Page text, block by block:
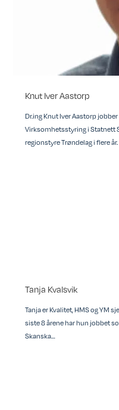
Knut Iver Aastorp
Dr.ing Knut Iver Aastorp
Virksomhetsstyring i Statnett
regionstyre Trøndelag i flere
Tanja Kvalsvik
Tanja er Kvalitet, HMS og YM
siste 8 årene har hun jobbet
Skanska…